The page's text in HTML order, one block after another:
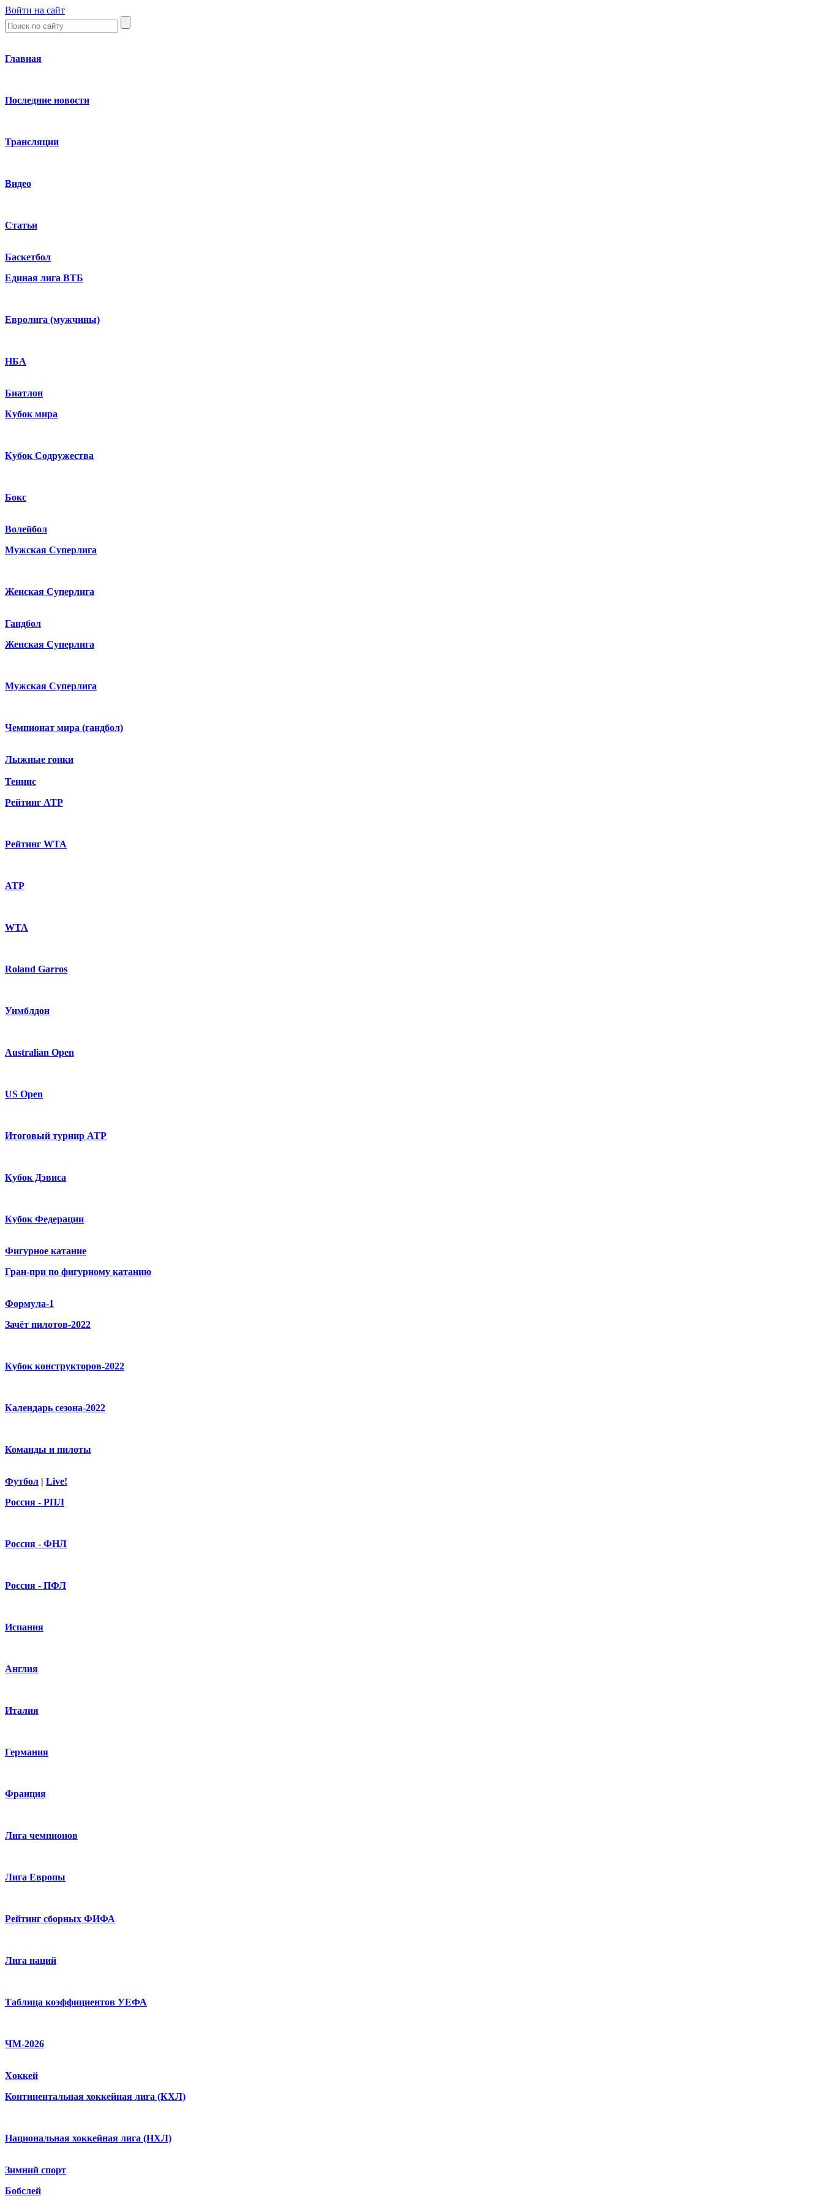
Войти на сайт
Главная
Последние новости
Трансляции
Видео
Статьи
Баскетбол
Единая лига ВТБ
Евролига (мужчины)
НБА
Биатлон
Кубок мира
Кубок Содружества
Бокс
Волейбол
Мужская Суперлига
Женская Суперлига
Гандбол
Женская Суперлига
Мужская Суперлига
Чемпионат мира (гандбол)
Лыжные гонки
Теннис
Рейтинг ATP
Рейтинг WTA
ATP
WTA
Roland Garros
Уимблдон
Australian Open
US Open
Итоговый турнир ATP
Кубок Дэвиса
Кубок Федерации
Фигурное катание
Гран-при по фигурному катанию
Формула-1
Зачёт пилотов-2022
Кубок конструкторов-2022
Календарь сезона-2022
Команды и пилоты
Футбол | Live!
Россия - РПЛ
Россия - ФНЛ
Россия - ПФЛ
Испания
Англия
Италия
Германия
Франция
Лига чемпионов
Лига Европы
Рейтинг сборных ФИФА
Лига наций
Таблица коэффициентов УЕФА
ЧМ-2026
Хоккей
Континентальная хоккейная лига (КХЛ)
Национальная хоккейная лига (НХЛ)
Зимний спорт
Бобслей